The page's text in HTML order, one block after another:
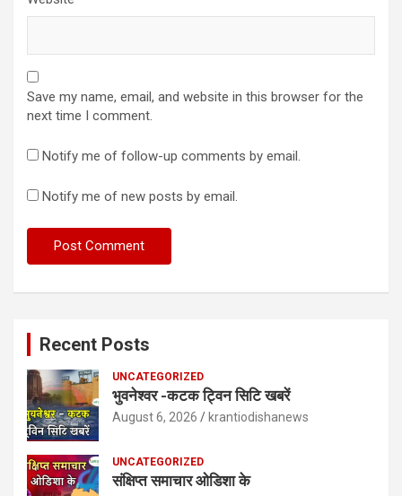
Save my name, email, and website in this browser for the
next time I comment.
Notify me of follow-up comments by email.
Notify me of new posts by email.
Recent Posts
UNCATEGORIZED
भुवनेश्वर -कटक ट्विन सिटि खबरें
August 6, 2026 krantiodishanews
UNCATEGORIZED
संक्षिप्त समाचार ओडिशा के